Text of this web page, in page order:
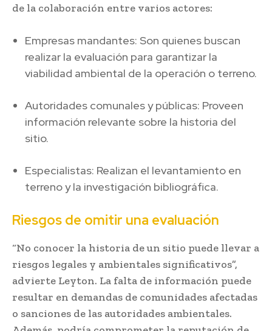
de la colaboración entre varios actores:
Empresas mandantes: Son quienes buscan
realizar la evaluación para garantizar la
viabilidad ambiental de la operación o terreno.
Autoridades comunales y públicas: Proveen
información relevante sobre la historia del
sitio.
Especialistas: Realizan el levantamiento en
terreno y la investigación bibliográfica.
Riesgos de omitir una evaluación
“No conocer la historia de un sitio puede llevar a
riesgos legales y ambientales significativos”,
advierte Leyton. La falta de información puede
resultar en demandas de comunidades afectadas
o sanciones de las autoridades ambientales.